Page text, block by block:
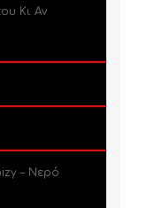
Κι Αν
– Νερό